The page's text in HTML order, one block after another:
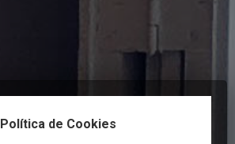
Política de Cookies
Inicio
Viviendas
Despachos